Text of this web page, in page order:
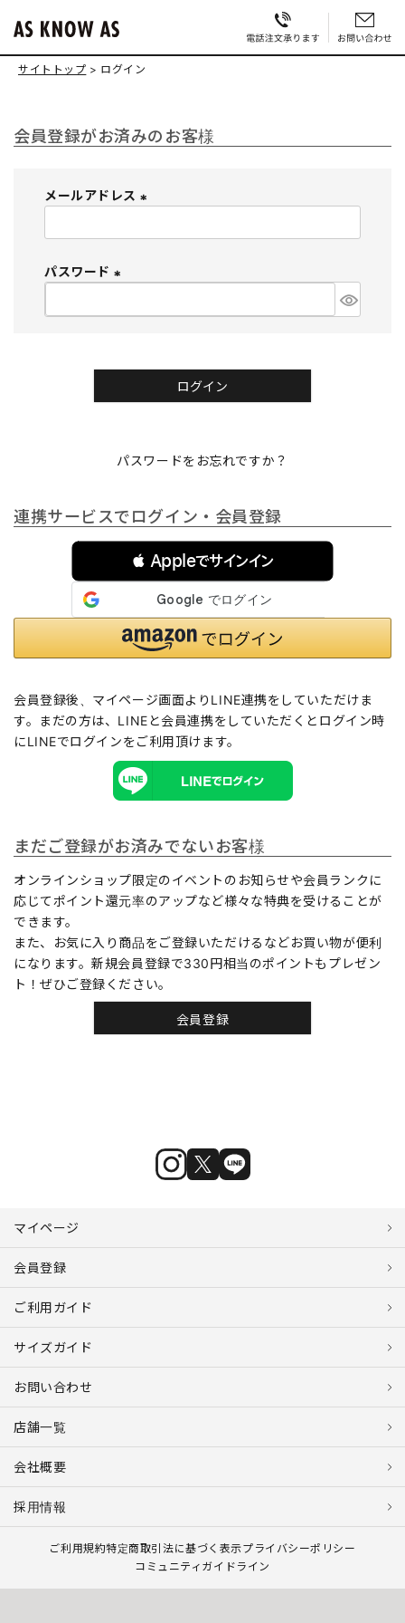
サイトトップ ログイン
会員登録がお済みのお客様
メールアドレス
必
)
パスワード
必
ログイン
パスワードをお忘れですか？
連携サービスでログイン・会員登録
 Appleでサインイン
会員登録後、マイページ画面よりLINE連携をしていただけま
す。まだの方は、 LINEと会員連携をしていただくとログイン時
にLINEでログインをご利用頂けます。
まだご登録がお済みでないお客様
オンラインショップ限定のイベントのお知らせや会員ランクに
応じてポイント還元率のアップなど様々な特典を受けることが
できます。
また、お気に入り商品をご登録いただけるなどお買い物が便利
になります。新規会員登録で330円相当のポイントもプレゼン
ト！ぜひご登録ください。
会員登録
マイページ
会員登録
ご利用ガイド
サイズガイド
お問い合わせ
店舗一覧
会社概要
採用情報
ご利用規約特定商取引法に基づく表示プライバシーポリシー
コミュニティガイドライン